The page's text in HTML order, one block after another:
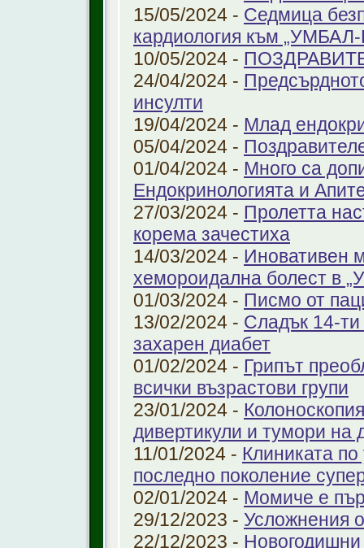
15/05/2024 - Седмица
кардиология към
10/05/2024 -
24/04/2024 -
инсулти
19/04/2024 - Млад
05/04/2024 -
01/04/2024 - Много са
Ендокринологията и
27/03/2024 - Пролетта
корема зачестиха
14/03/2024 - Иновативен
хемороидална болест в
01/03/2024 - Писмо от
13/02/2024 - Сладък 14-
захарен диабет
01/02/2024 - Грипът
всички възрастови групи
23/01/2024 -
дивертикули и тумори на
11/01/2024 - Клиниката
последно поколение
02/01/2024 - Момиче е
29/12/2023 - Усложнения
22/12/2023 -